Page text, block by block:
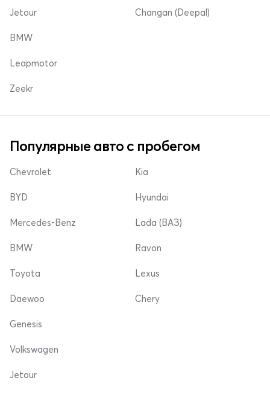
Jetour Changan (Deepal)
BMW
Leapmotor
Zeekr
Популярные авто с пробегом
Chevrolet
BYD
Mercedes-Benz
Kia
Hyundai
Lada (ВАЗ)
BMW
Toyota
Daewoo
Ravon
Lexus
Chery
Genesis
Volkswagen
Jetour